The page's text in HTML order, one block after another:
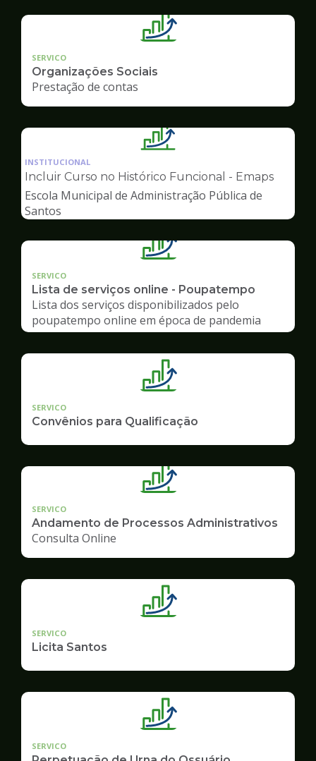
SERVICO
Organizações Sociais
Prestação de contas
Ilustração
pagina
de
Gestão
INSTITUCIONAL
Incluir Curso no Histórico Funcional - Emaps
Escola Municipal de Administração Pública de
Santos
SERVICO
Lista de serviços online - Poupatempo
Lista dos serviços disponibilizados pelo
poupatempo online em época de pandemia
SERVICO
Convênios para Qualificação
SERVICO
Andamento de Processos Administrativos
Consulta Online
SERVICO
Licita Santos
SERVICO